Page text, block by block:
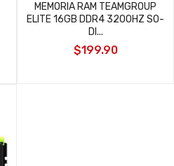
MEMORIA RAM TEAMGROUP
ELITE 16GB DDR4 3200HZ SO-
DI...
$199.90